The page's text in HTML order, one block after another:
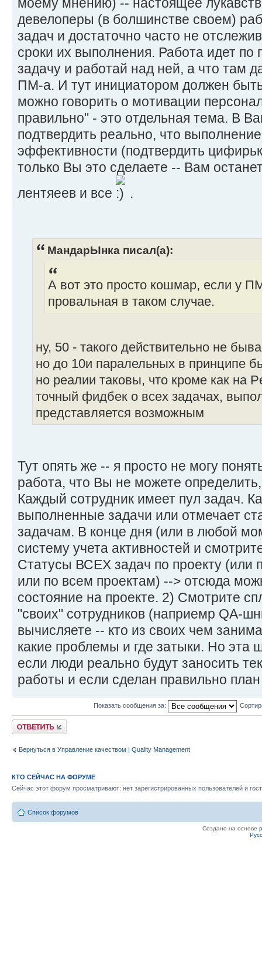
моему мнению) -- настоящее
девелоперы (в болшинстве своем)
задач и достаточно часто не
сроки их выполнения. Работа идет по
задачу и работай над ней, а что там
ПМ-а. И тут инициатором должен
можно говорить о мотивации
правильно" - это отдельная тема. В
подтвердить реально, что
эффективности (подтвердить
только Вы это сделаете -- Вам
лентяеев и все
.
МандарЫнка писал(а):
А вот это просто кошмар, если у
провальная в таком случае.
ну, 50 - такого действительно не
но до 10и паралельных в принципе
но реалии таковы, что кроме как на
точный фидбек о всех задачах,
представляется возможным
Тут опять же -- я просто не могу
работа, что Вы не можете
Каждый сотрудник имеет пул задач.
выполненные задачи или отмечает
задачам. В конце дня (или в любой
систему учета активностей и
Статусы ВСЕХ задач по проекту (или
или по всем проектам) --> отсюда
состояние на проекте. 2) Смотрите
"своих" сотрудников (наприемр QA-
вычисляете -- кто из своих чем
какие проблемы и где затыки. Но эта
если люди реально будут заносить
работы и если сделан правильно план
Показать сообщения за:
Ответить
Вернуться в Управление качеством | Quality Management
КТО СЕЙЧАС НА ФОРУМЕ
Сейчас этот форум просматривают: нет зарегистрированных пользователей и
Список форумов
Создано на основе